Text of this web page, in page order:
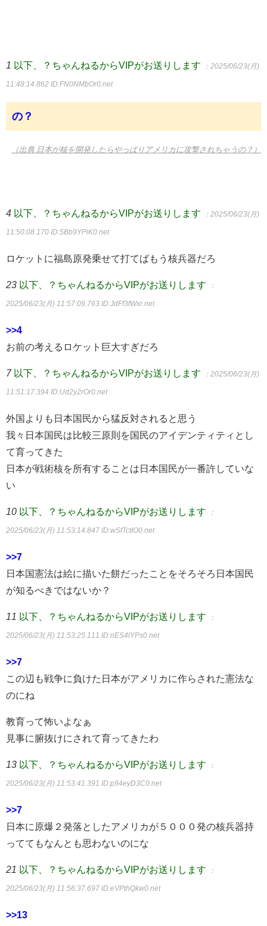
1 以下、？ちゃんねるからVIPがお送りします ：2025/06/23(月)
11:48:14.862 ID:FN0NMbOr0.net
の？
（出典 日本が核を開発したらやっぱりアメリカに攻撃されちゃうの？）
4 以下、？ちゃんねるからVIPがお送りします ：2025/06/23(月)
11:50:08.170 ID:5Bb9YPiK0.net
ロケットに福島原発乗せて打てばもう核兵器だろ
23 以下、？ちゃんねるからVIPがお送りします ：
2025/06/23(月) 11:57:09.763 ID:JdFf3fWxr.net
>>4
お前の考えるロケット巨大すぎだろ
7 以下、？ちゃんねるからVIPがお送りします ：2025/06/23(月)
11:51:17.394 ID:Ud2y2rOr0.net
外国よりも日本国民から猛反対されると思う
我々日本国民は比較三原則を国民のアイデンティティとし
て育ってきた
日本が戦術核を所有することは日本国民が一番許していな
い
10 以下、？ちゃんねるからVIPがお送りします ：
2025/06/23(月) 11:53:14.847 ID:wSfTctIO0.net
>>7
日本国憲法は絵に描いた餅だったことをそろそろ日本国民
が知るべきではないか？
11 以下、？ちゃんねるからVIPがお送りします ：
2025/06/23(月) 11:53:25.111 ID:nES4lYPs0.net
>>7
この辺も戦争に負けた日本がアメリカに作らされた憲法な
のにね
教育って怖いよなぁ
見事に腑抜けにされて育ってきたわ
13 以下、？ちゃんねるからVIPがお送りします ：
2025/06/23(月) 11:53:41.391 ID:p94eyD3C0.net
>>7
日本に原爆２発落としたアメリカが５０００発の核兵器持
っててもなんとも思わないのにな
21 以下、？ちゃんねるからVIPがお送りします ：
2025/06/23(月) 11:56:37.697 ID:eVPthQkw0.net
>>13